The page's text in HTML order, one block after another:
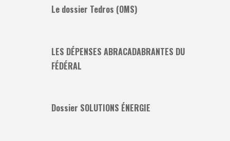
Le dossier Tedros (OMS)
LES DÉPENSES ABRACADABRANTES DU
FÉDÉRAL
Dossier SOLUTIONS ÉNERGIE